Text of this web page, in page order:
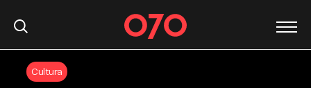
Cultura